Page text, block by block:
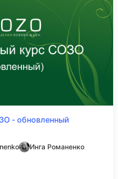
- обновленный
Инга Романенко